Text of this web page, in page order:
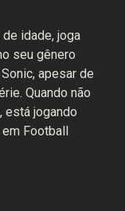
idade, joga
seu gênero
apesar de
Quando não
está jogando
em Football